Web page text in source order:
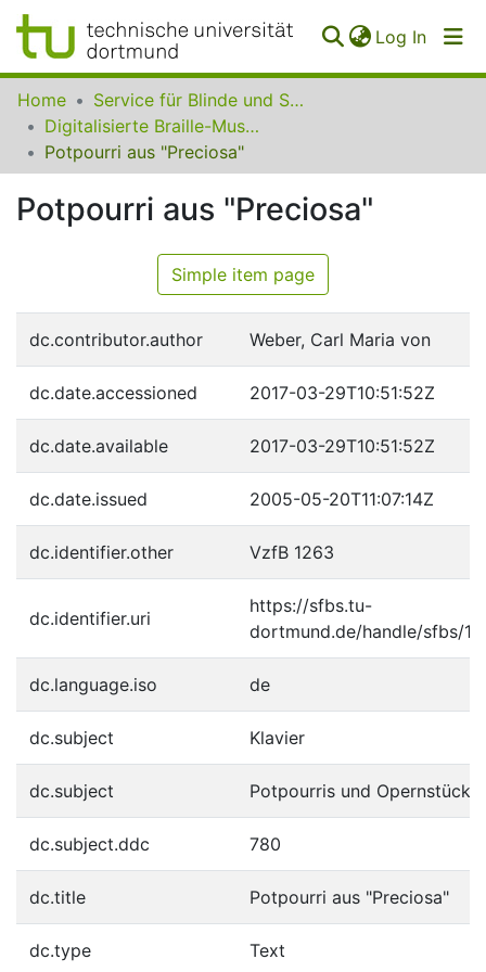
Log In
Communities
Collections
Home
Service für Blinde und Sehbehinderte der UB Dortmund
Digitalisierte Braille-Musik-Matrizen des VzfB
Potpourri aus "Preciosa"
Potpourri aus "Preciosa"
Simple item page
dc.contributor.author Weber, Carl Maria von
dc.date.accessioned 2017-03-29T10:51:52Z
dc.date.available 2017-03-29T10:51:52Z
dc.date.issued 2005-05-20T11:07:14Z
dc.identifier.other VzfB 1263
dc.identifier.uri
https://sfbs.tu-
dortmund.de/handle/sfbs/
dc.language.iso de
dc.subject Klavier
dc.subject Potpourris und Opernstücke
dc.subject.ddc 780
dc.title Potpourri aus "Preciosa"
dc.type Text